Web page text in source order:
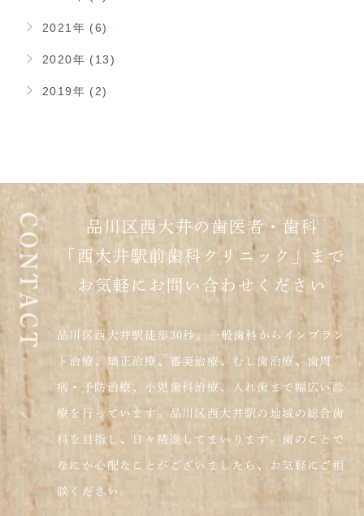
2021年 (6)
2020年 (13)
2019年 (2)
品川区西大井の歯医者・歯科
「西大井駅前歯科クリニック」まで
お気軽にお問い合わせください
品川区西大井駅徒歩30秒。一般歯科からインプラン
ト治療、矯正治療、審美治療、むし歯治療、歯周
病・予防治療、小児歯科治療、入れ歯まで幅広い診
療を行っています。品川区西大井駅の地域の総合歯
科を目指し、日々精進してまいります。歯のことで
なにか心配なことがございましたら、お気軽にご相
談ください。